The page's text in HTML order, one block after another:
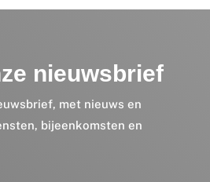
nieuwsbrief
met nieuws en
bijeenkomsten en